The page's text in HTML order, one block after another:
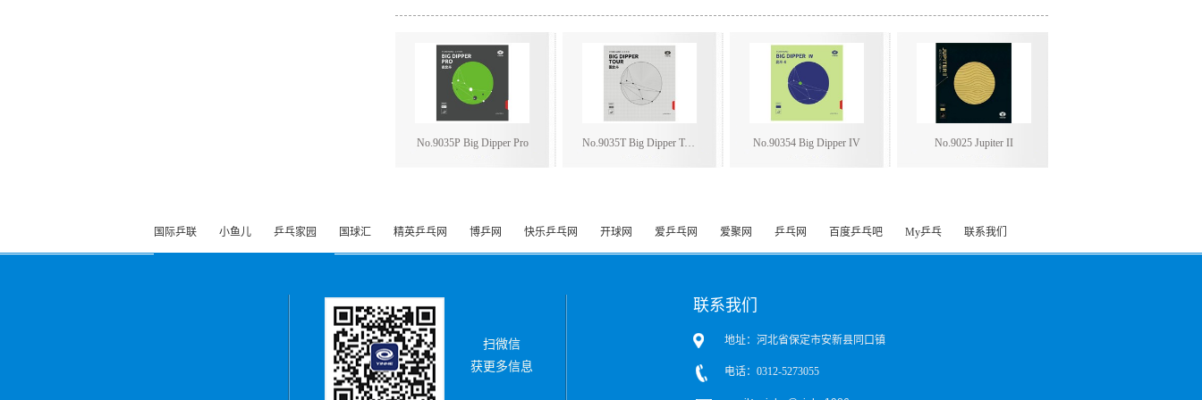
No.9035P Big Dipper Pro No.9035T Big Dipper Tour No.90354 Big Dipper IV No.9025 Jupiter II
国际乒联 小鱼儿 乒乓家园 国球汇 精英乒乓网 博乒网 快乐乒乓网 开球网 爱乒乓网 爱聚网 乒乓网 百度乒乓吧 My乒乓 联系我们
扫微信
获更多信息
联系我们
地址：河北省保定市安新县同口镇
电话：0312-5273055